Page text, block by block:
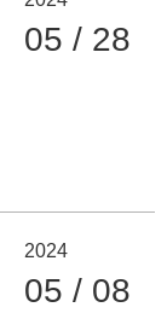
05 / 28
2024
05 / 08